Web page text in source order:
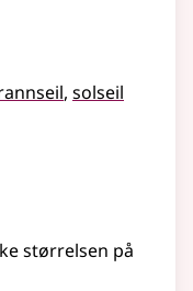
solseil
størrelsen på